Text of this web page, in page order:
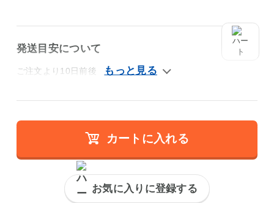
発送目安について
ご注文より10日前後
カートに入れる
お気に入りに登録する